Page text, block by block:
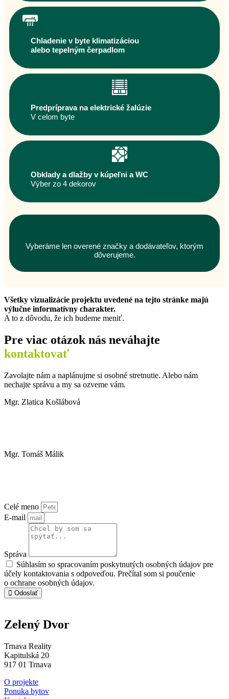
Chladenie v byte klimatizáciou
alebo tepelným čerpadlom
Predpríprava na elektrické žalúzie
V celom byte
Obklady a dlažby v kúpeľni a WC
Výber zo 4 dekorov
Vyberáme len overené značky a dodávateľov, ktorým
dôverujeme.
Všetky vizualizácie projektu uvedené na tejto stránke majú
výlučne informatívny charakter.
A to z dôvodu, že ich budeme meniť.
Pre viac otázok nás neváhajte
kontaktovať
Zavolajte nám a naplánujme si osobné stretnutie. Alebo nám
nechajte správu a my sa ozveme vám.
Mgr. Zlatica Košlábová
Mgr. Tomáš Málik
Celé meno
E-mail
Správa
Súhlasím so spracovaním poskytnutých osobných údajov pre
účely kontaktovania s odpoveďou. Prečítal som si poučenie
o ochrane osobných údajov.
Odoslať
Zelený Dvor
Trnava Reality
Kapitulská 20
917 01 Trnava
O projekte
Ponuka bytov